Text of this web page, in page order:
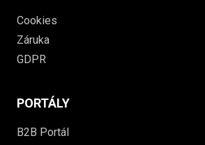
Cookies
Záruka
GDPR
PORTÁLY
B2B Portál